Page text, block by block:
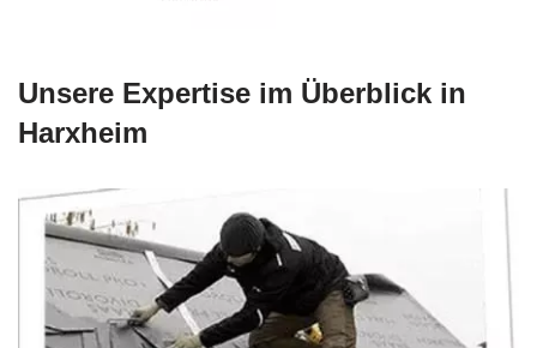
Unsere Expertise im Überblick in
Harxheim